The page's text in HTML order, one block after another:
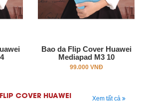
Bao da Flip Cover Huawei
Mediapad M3 10
99.000 VNĐ
COVER HUAWEI Xem tất cả